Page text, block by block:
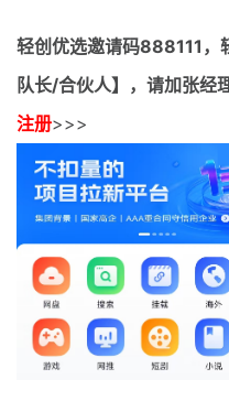
充
无
电
最
项
轻创优选邀请码888111，
队长/合伙人】，请加张经
注册>>>